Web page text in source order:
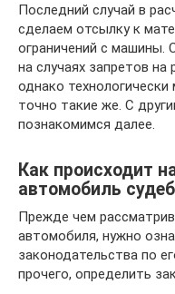
Последний случай в
сделаем отсылку к
ограничений с машины.
на случаях запретов
однако
точно такие же. С
познакомимся далее.
Как происходит
автомобиль
Прежде чем
автомобиля, нужно
законодательства по
прочего, определить